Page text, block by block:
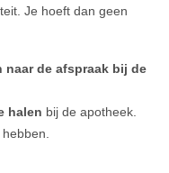
Je hoeft dan geen
naar de afspraak bij de
halen bij de apotheek.